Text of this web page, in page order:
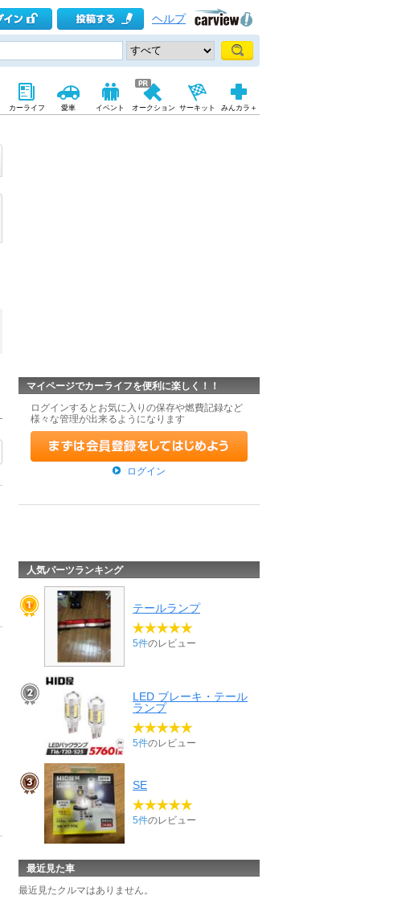
ヘルプ
カーライフ 愛車 イベント オークション サーキット みんカラ＋
マイページでカーライフを便利に楽しく！！
ログインするとお気に入りの保存や燃費記録など
様々な管理が出来るようになります
ログイン
人気パーツランキング
テールランプ
5件のレビュー
LED ブレーキ・テール
ランプ
5件のレビュー
SE
5件のレビュー
最近見た車
最近見たクルマはありません。